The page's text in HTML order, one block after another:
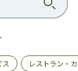
ス レストラン・